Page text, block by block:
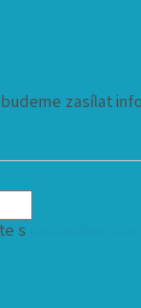
zasílat
s